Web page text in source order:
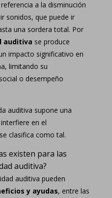
a la disminución
sonidos, que puede ir
una sordera total. Por
auditiva se produce
impacto significativo en
limitando su
o desempeño
auditiva supone una
en el
clasifica como tal.
existen para las
auditiva?
auditiva pueden
y ayudas, entre las